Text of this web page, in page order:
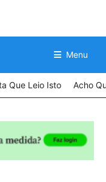
Menu
Que Leio Isto Acho